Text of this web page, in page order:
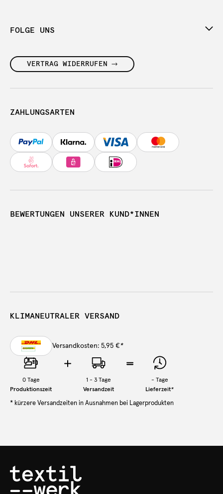
FOLGE UNS
VERTRAG WIDERRUFEN
ZAHLUNGSARTEN
BEWERTUNGEN UNSERER KUND*INNEN
KLIMANEUTRALER VERSAND
Versandkosten: 5,95 €*
0Tage
Produktionszeit
1 - 3 Tage
Versandzeit
- Tage
Lieferzeit*
* kürzere Versandzeiten in Ausnahmen bei Lagerprodukten